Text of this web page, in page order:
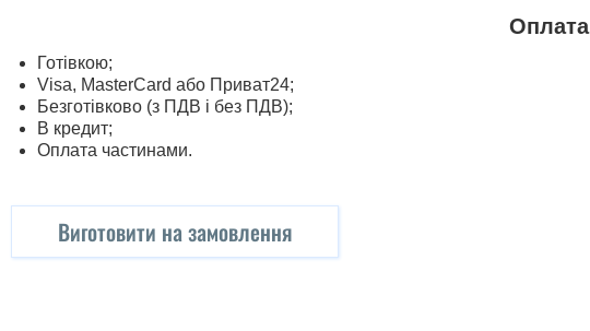
Оплата
Готівкою;
Visa, MasterСard або Приват24;
Безготівково (з ПДВ і без ПДВ);
В кредит;
Оплата частинами.
Виготовити на замовлення